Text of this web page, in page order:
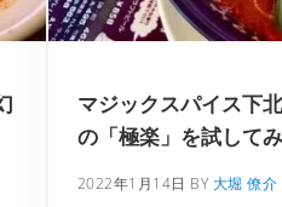
マジックスパイス下
の「極楽」を試して
2022年1月14日 BY 大堀 僚介